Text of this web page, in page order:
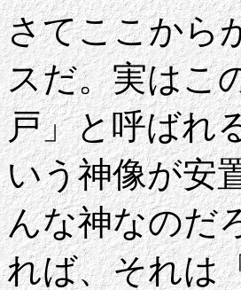
さてここから
スだ。実はこ
戸」と呼ばれ
いう神像が安
んな神なのだ
れば、それは